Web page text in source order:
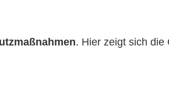
. Hier zeigt sich die